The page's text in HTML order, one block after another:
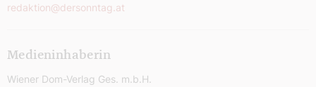
redaktion@dersonntag.at
Medieninhaberin
Wiener Dom-Verlag Ges. m.b.H.